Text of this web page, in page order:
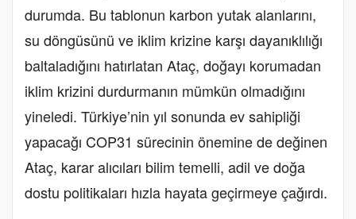
durumda. Bu tablonun karbon yutak alanlarını,
su döngüsünü ve iklim krizine karşı dayanıklılığı
baltaladığını hatırlatan Ataç, doğayı korumadan
iklim krizini durdurmanın mümkün olmadığını
yineledi. Türkiye’nin yıl sonunda ev sahipliği
yapacağı COP31 sürecinin önemine de değinen
Ataç, karar alıcıları bilim temelli, adil ve doğa
dostu politikaları hızla hayata geçirmeye çağırdı.